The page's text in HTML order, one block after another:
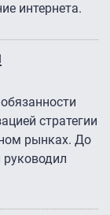
интернета.
стратегии
рынках. До
руководил